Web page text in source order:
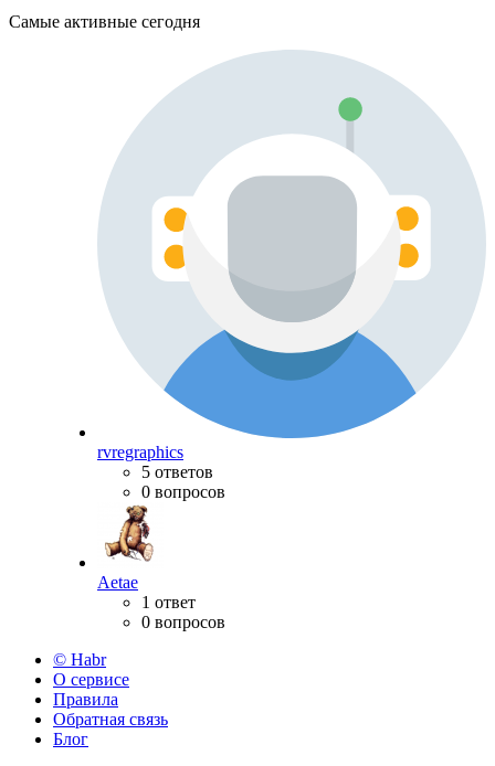
Самые активные сегодня
rvregraphics
5 ответов
0 вопросов
Aetae
1 ответ
0 вопросов
© Habr
О сервисе
Правила
Обратная связь
Блог